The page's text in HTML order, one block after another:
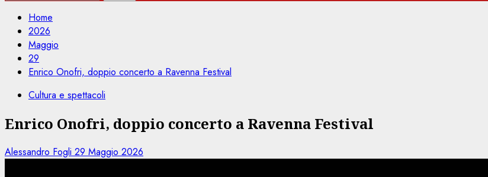
Home
2026
Maggio
29
Enrico Onofri, doppio concerto a Ravenna Festival
Cultura e spettacoli
Enrico Onofri, doppio concerto a Ravenna Festival
Alessandro Fogli 29 Maggio 2026